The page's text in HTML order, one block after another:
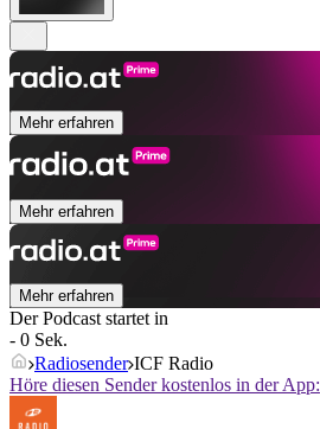
Mehr erfahren
Mehr erfahren
Mehr erfahren
Der Podcast startet in
- 0 Sek.
Radiosender ICF Radio
Höre diesen Sender kostenlos in der App: